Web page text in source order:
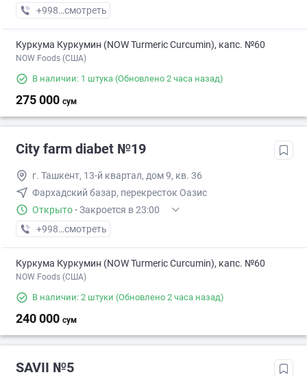
+998 (99) XXX-XX-XX
смотреть
Куркума Куркумин (NOW Turmeric Curcumin), капс. №60
NOW Foods (США)
В наличии: 1 штука (Обновлено 2 часа назад)
275 000 сум
City farm diabet №19
г. Ташкент, 13-й квартал, дом 9, кв. 36
Фархадский базар, перекресток Оазис
Открыто · Закроется в 23:00
+998 (95) XXX-XX-XX
смотреть
Куркума Куркумин (NOW Turmeric Curcumin), капс. №60
NOW Foods (США)
В наличии: 2 штуки (Обновлено 2 часа назад)
240 000 сум
SAVII №5